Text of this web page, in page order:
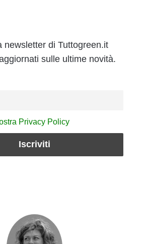
newsletter di Tuttogreen.it
sulle ultime novità.
Privacy Policy